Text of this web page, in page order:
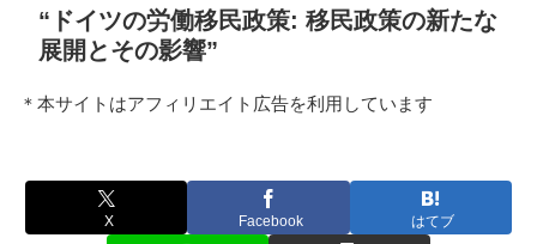
“ドイツの労働移民政策: 移民政策の新たな
展開とその影響”
＊本サイトはアフィリエイト広告を利用しています
X Facebook はてブ